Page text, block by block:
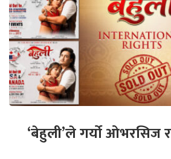
‘बेहुली’ले गर्यो ओभरसिज